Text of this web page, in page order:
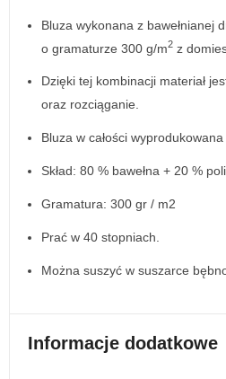
Bluza wykonana z bawełnianej
o gramaturze 300 g/m2 z
Dzięki tej kombinacji materiał
oraz rozciąganie.
Bluza w całości
Skład: 80 % bawełna + 20 %
Gramatura: 300 gr / m2
Prać w 40 stopniach.
Można suszyć w suszarce
Informacje dodatkowe